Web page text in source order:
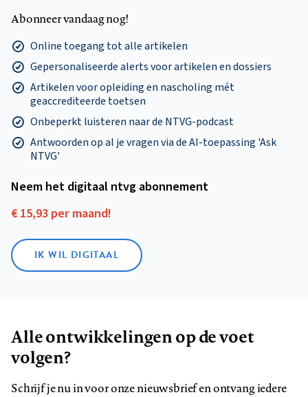
Abonneer vandaag nog!
Online toegang tot alle artikelen
Gepersonaliseerde alerts voor artikelen en dossiers
Artikelen voor opleiding en nascholing mét
geaccrediteerde toetsen
Onbeperkt luisteren naar de NTVG-podcast
Antwoorden op al je vragen via de AI-toepassing 'Ask
NTVG'
Neem het digitaal ntvg abonnement
€ 15,93 per maand!
IK WIL DIGITAAL
Alle ontwikkelingen op de voet
volgen?
Schrijf je nu in voor onze nieuwsbrief en ontvang iedere